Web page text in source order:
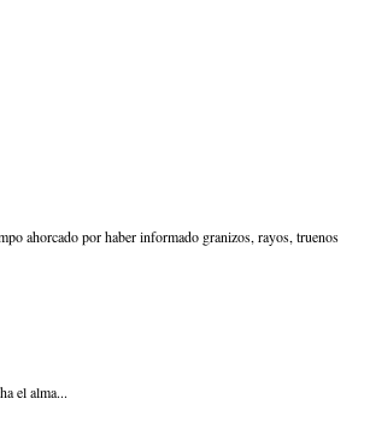
ahorcado por haber informado granizos, rayos, truenos
el alma...